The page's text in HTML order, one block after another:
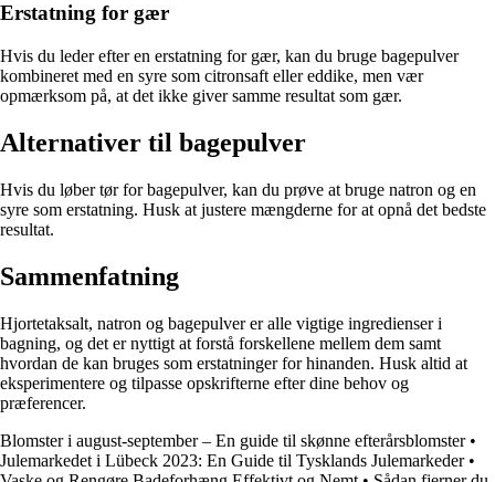
Erstatning for gær
Hvis du leder efter en erstatning for gær, kan du bruge bagepulver
kombineret med en syre som citronsaft eller eddike, men vær
opmærksom på, at det ikke giver samme resultat som gær.
Alternativer til bagepulver
Hvis du løber tør for bagepulver, kan du prøve at bruge natron og en
syre som erstatning. Husk at justere mængderne for at opnå det bedste
resultat.
Sammenfatning
Hjortetaksalt, natron og bagepulver er alle vigtige ingredienser i
bagning, og det er nyttigt at forstå forskellene mellem dem samt
hvordan de kan bruges som erstatninger for hinanden. Husk altid at
eksperimentere og tilpasse opskrifterne efter dine behov og
præferencer.
Blomster i august-september – En guide til skønne efterårsblomster•
Julemarkedet i Lübeck 2023: En Guide til Tysklands Julemarkeder•